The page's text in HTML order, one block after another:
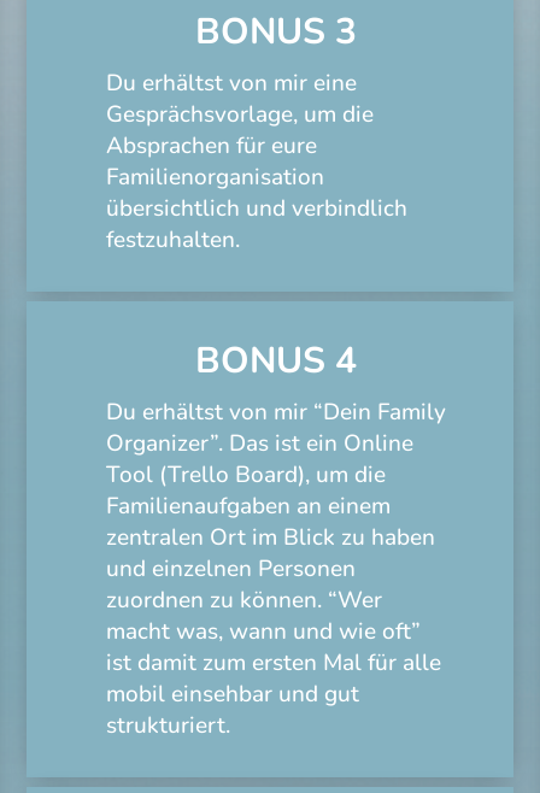
BONUS 3
Du erhältst von mir eine
Gesprächsvorlage, um die
Absprachen für eure
Familienorganisation
übersichtlich und verbindlich
festzuhalten.
BONUS 4
Du erhältst von mir “Dein Family
Organizer”. Das ist ein Online
Tool (Trello Board), um die
Familienaufgaben an einem
zentralen Ort im Blick zu haben
und einzelnen Personen
zuordnen zu können. “Wer
macht was, wann und wie oft”
ist damit zum ersten Mal für alle
mobil einsehbar und gut
strukturiert.